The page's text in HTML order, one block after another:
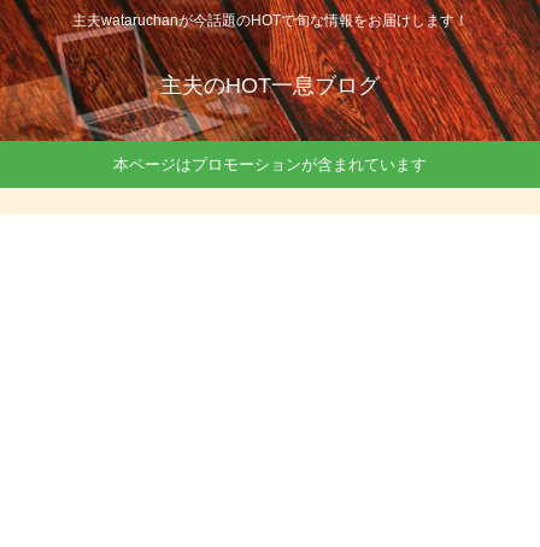
主夫wataruchanが今話題のHOTで旬な情報をお届けします！
主夫のHOT一息ブログ
本ページはプロモーションが含まれています